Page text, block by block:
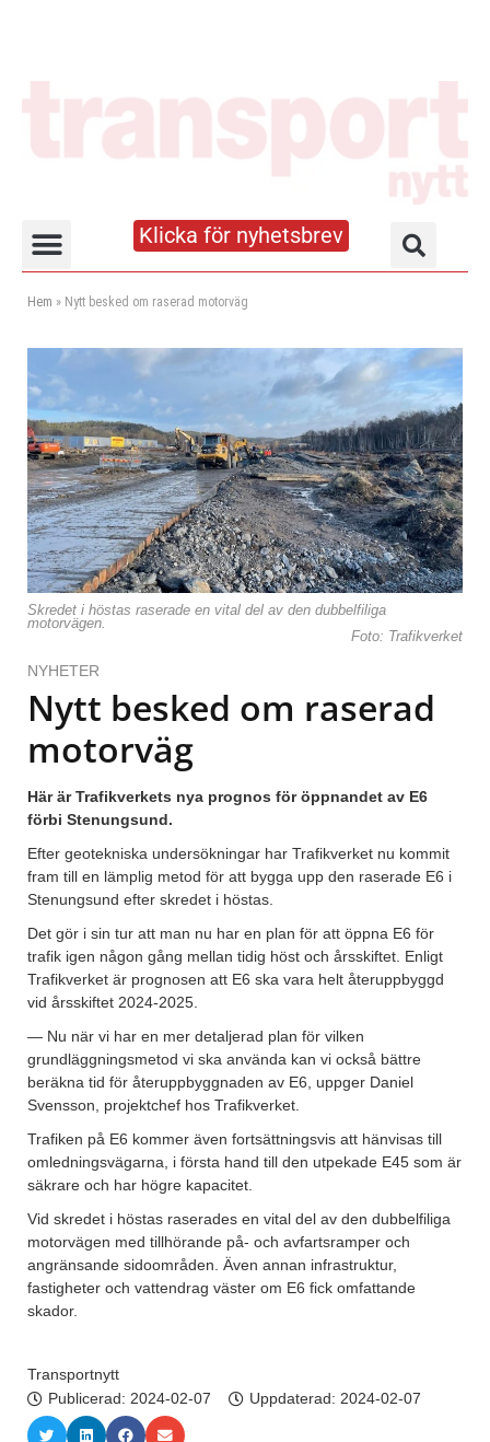
Klicka för nyhetsbrev
Hem » Nytt besked om raserad motorväg
Skredet i höstas raserade en vital del av den dubbelfiliga
motorvägen.
Foto: Trafikverket
NYHETER
Nytt besked om raserad
motorväg
Här är Trafikverkets nya prognos för öppnandet av E6
förbi Stenungsund.
Efter geotekniska undersökningar har Trafikverket nu kommit
fram till en lämplig metod för att bygga upp den raserade E6 i
Stenungsund efter skredet i höstas.
Det gör i sin tur att man nu har en plan för att öppna E6 för
trafik igen någon gång mellan tidig höst och årsskiftet. Enligt
Trafikverket är prognosen att E6 ska vara helt återuppbyggd
vid årsskiftet 2024-2025.
— Nu när vi har en mer detaljerad plan för vilken
grundläggningsmetod vi ska använda kan vi också bättre
beräkna tid för återuppbyggnaden av E6, uppger Daniel
Svensson, projektchef hos Trafikverket.
Trafiken på E6 kommer även fortsättningsvis att hänvisas till
omledningsvägarna, i första hand till den utpekade E45 som är
säkrare och har högre kapacitet.
Vid skredet i höstas raserades en vital del av den dubbelfiliga
motorvägen med tillhörande på- och avfartsramper och
angränsande sidoområden. Även annan infrastruktur,
fastigheter och vattendrag väster om E6 fick omfattande
skador.
Transportnytt
Publicerad: 2024-02-07 Uppdaterad: 2024-02-07